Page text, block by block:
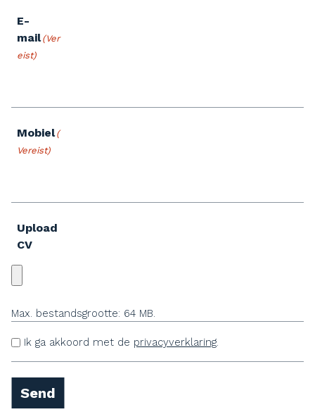
E-
mail (Ver
eist)
Mobiel (
Vereist)
Upload
CV
Max. bestandsgrootte: 64 MB.
Untitle
d
Ik ga akkoord met de privacyverklaring.
Send